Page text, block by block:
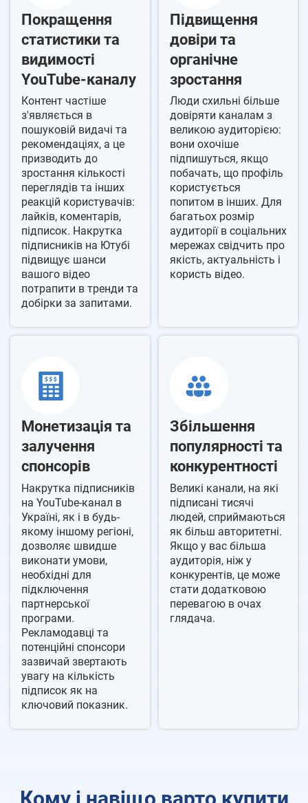
Покращення
статистики та
видимості
YouTube-каналу
Контент частіше
з'являється в
пошуковій видачі та
рекомендаціях, а це
призводить до
зростання кількості
переглядів та інших
реакцій користувачів:
лайків, коментарів,
підписок. Накрутка
підписників на Ютубі
підвищує шанси
вашого відео
потрапити в тренди та
добірки за запитами.
Підвищення
довіри та
органічне
зростання
Люди схильні більше
довіряти каналам з
великою аудиторією:
вони охочіше
підпишуться, якщо
побачать, що профіль
користується
попитом в інших. Для
багатьох розмір
аудиторії в соціальних
мережах свідчить про
якість, актуальність і
користь відео.
Монетизація та
залучення
спонсорів
Накрутка підписників
на YouTube-канал в
Україні, як і в будь-
якому іншому регіоні,
дозволяє швидше
виконати умови,
необхідні для
підключення
партнерської
програми.
Рекламодавці та
потенційні спонсори
зазвичай звертають
увагу на кількість
підписок як на
ключовий показник.
Збільшення
популярності та
конкурентності
Великі канали, на які
підписані тисячі
людей, сприймаються
як більш авторитетні.
Якщо у вас більша
аудиторія, ніж у
конкурентів, це може
стати додатковою
перевагою в очах
глядача.